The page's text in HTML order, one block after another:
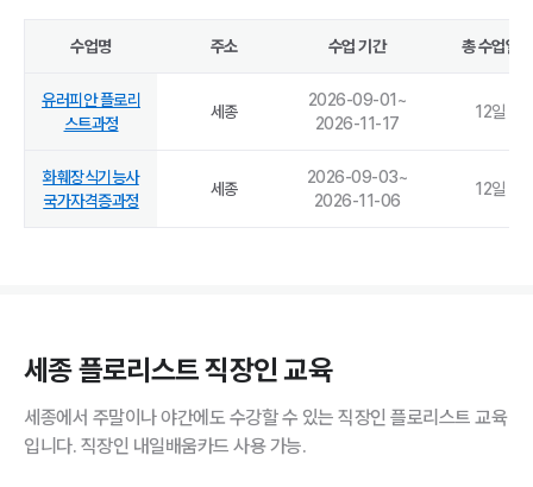
수업명 주소 수업 기간 총 수업일
유러피안 플로리
스트과정
세종
2026-09-01 ~
2026-11-17
12일
화훼장식기능사
국가자격증과정
세종
2026-09-03~
2026-11-06
12일
세종 플로리스트 직장인 교육
세종에서 주말이나 야간에도 수강할 수 있는 직장인 플로리스트 교육
입니다. 직장인 내일배움카드 사용 가능.